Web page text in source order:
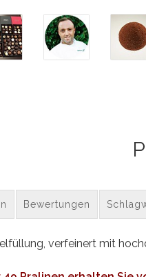
Bewertungen
verfeinert mit